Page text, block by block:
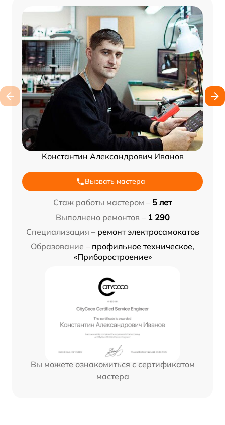
Константин Александрович Иванов
Вызвать мастера
Стаж работы мастером – 5 лет
Выполнено ремонтов – 1 290
Специализация – ремонт электросамокатов
Образование – профильное техническое,
«Приборостроение»
Вы можете ознакомиться с сертификатом
мастера